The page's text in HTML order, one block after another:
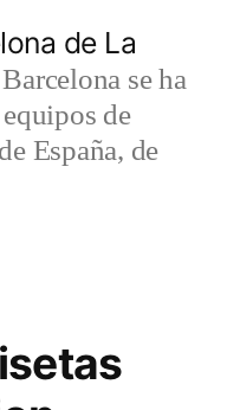
de La
se ha
de
España, de